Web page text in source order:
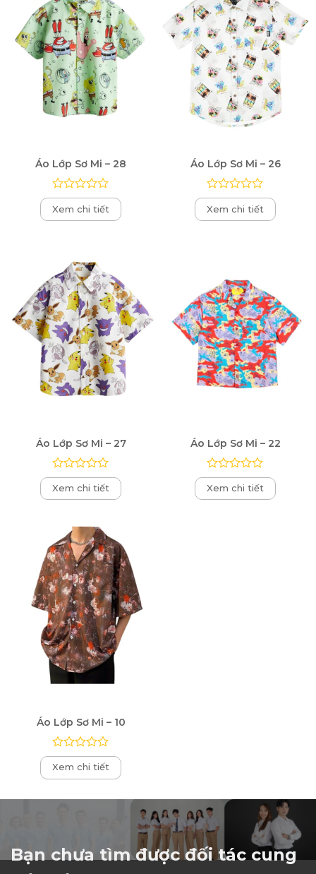
Áo Lớp Sơ Mi – 28
Được
xếp
hạng
Xem chi tiết
Áo Lớp Sơ Mi – 26
Được
xếp
hạng
Xem chi tiết
Áo Lớp Sơ Mi – 27
Được
xếp
hạng
sao
Xem chi tiết
Áo Lớp Sơ Mi – 22
Được
xếp
hạng
Xem chi tiết
Áo Lớp Sơ Mi – 10
Được
xếp
hạng
Xem chi tiết
Bạn chưa tìm được đối tác cung